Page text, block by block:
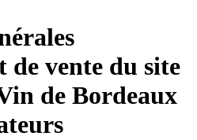
de vente du site
de Bordeaux